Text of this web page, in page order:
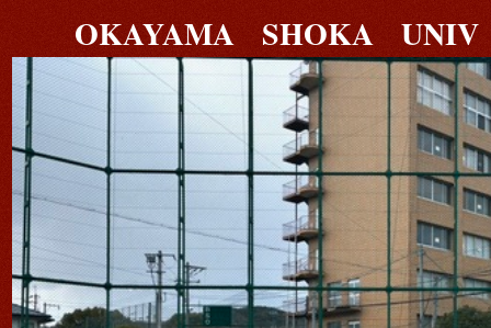
OKAYAMA SHOKA